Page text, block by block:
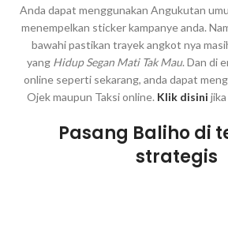
Anda dapat menggunakan Angukutan
menempelkan sticker kampanye anda.
bawahi pastikan trayek angkot nya
yang Hidup Segan Mati Tak Mau. Dan di
online seperti sekarang, anda dapat
Ojek maupun Taksi online. Klik disini
Pasang Baliho di
strategis